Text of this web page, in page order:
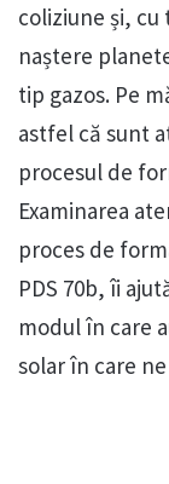
coliziune și,
naștere
tip gazos. Pe
astfel că sunt
procesul de
Examinarea
proces de
PDS 70b, îi
modul în care
solar în care